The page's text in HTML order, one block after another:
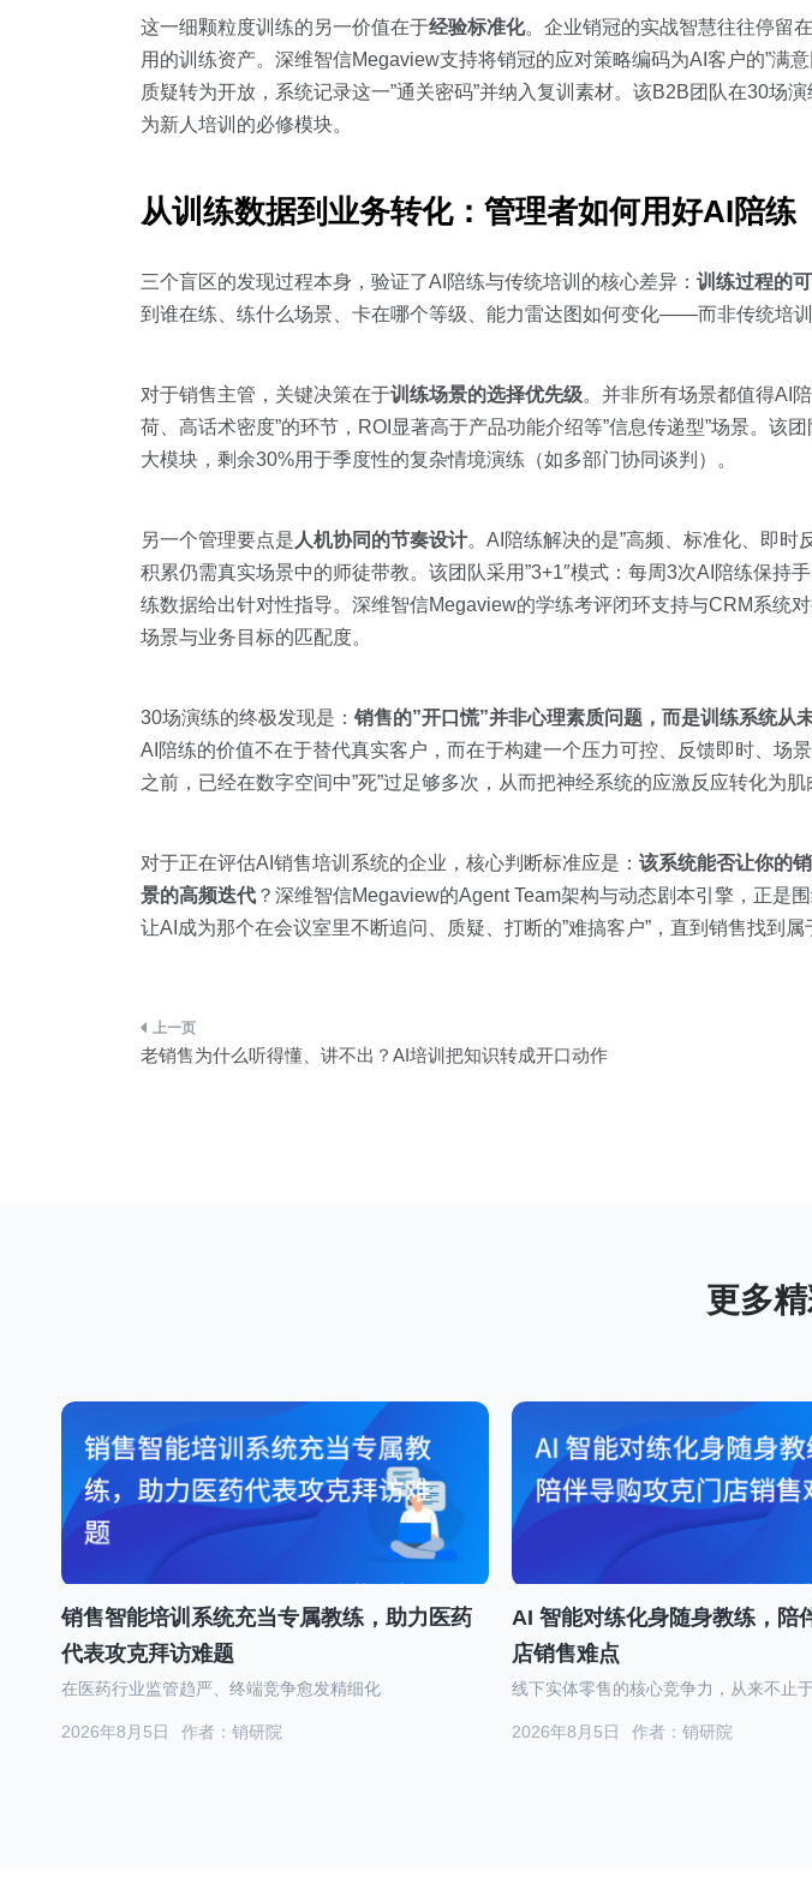
这一细颗粒度训练的另一价值在于经验标准化。企业销冠的实战智慧往往停留
用的训练资产。深维智信Megaview支持将销冠的应对策略编码为AI客户的”
质疑转为开放，系统记录这一”通关密码”并纳入复训素材。该B2B团队在30场
为新人培训的必修模块。
从训练数据到业务转化：管理者如何用好AI陪练
三个盲区的发现过程本身，验证了AI陪练与传统培训的核心差异： 训练过程的
到谁在练、练什么场景、卡在哪个等级、能力雷达图如何变化——而非传统培训
对于销售主管，关键决策在于训练场景的选择优先级。并非所有场景都值得AI
荷、高话术密度”的环节，ROI显著高于产品功能介绍等”信息传递型”场景。该
大模块，剩余30%用于季度性的复杂情境演练（如多部门协同谈判）。
另一个管理要点是 人机协同的节奏设计。AI陪练解决的是”高频、标准化、即时
积累仍需真实场景中的师徒带教。该团队采用”3+1″模式：每周3次AI陪练保持
练数据给出针对性指导。深维智信Megaview的学练考评闭环支持与CRM系统
场景与业务目标的匹配度。
30场演练的终极发现是： 销售的”开口慌”并非心理素质问题，而是训练系统从
AI陪练的价值不在于替代真实客户，而在于构建一个压力可控、反馈即时、
之前，已经在数字空间中”死”过足够多次，从而把神经系统的应激反应转化为肌
对于正在评估AI销售培训系统的企业，核心判断标准应是： 该系统能否让你的
景的高频迭代 ？深维智信Megaview的Agent Team架构与动态剧本引擎，正
让AI成为那个在会议室里不断追问、质疑、打断的”难搞客户”，直到销售找到属
文
老销售为什么听得懂、讲不出？AI培训把知识转成开口动作
销售智能培训系统充当专属教练，助力医药
代表攻克拜访难题
作者：销研院
2026年8月5日
在医药行业监管趋严、终端竞争愈发精细化
AI 智能对练化身随身教练，陪
店销售难点
作者：销研院
2026年8月5日
线下实体零售的核心竞争力，从来不止